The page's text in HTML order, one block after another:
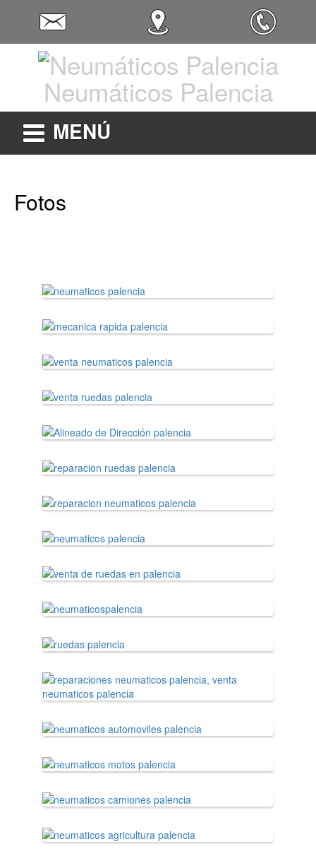
Neumáticos Palencia
MENÚ
Fotos